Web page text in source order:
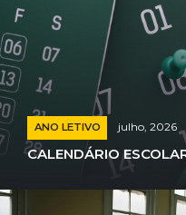
ANO LETIVO julho, 2026
CALENDÁRIO